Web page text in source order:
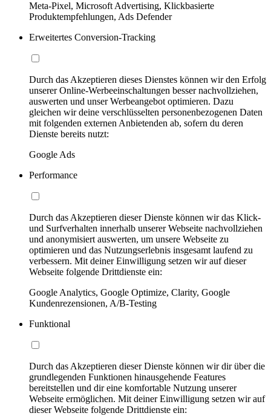
Meta-Pixel, Microsoft Advertising, Klickbasierte
Produktempfehlungen, Ads Defender
Erweitertes Conversion-Tracking
Durch das Akzeptieren dieses Dienstes können wir den Erfolg
unserer Online-Werbeeinschaltungen besser nachvollziehen,
auswerten und unser Werbeangebot optimieren. Dazu
gleichen wir deine verschlüsselten personenbezogenen Daten
mit folgenden externen Anbietenden ab, sofern du deren
Dienste bereits nutzt:
Google Ads
Performance
Durch das Akzeptieren dieser Dienste können wir das Klick-
und Surfverhalten innerhalb unserer Webseite nachvollziehen
und anonymisiert auswerten, um unsere Webseite zu
optimieren und das Nutzungserlebnis insgesamt laufend zu
verbessern. Mit deiner Einwilligung setzen wir auf dieser
Webseite folgende Drittdienste ein:
Google Analytics, Google Optimize, Clarity, Google
Kundenrezensionen, A/B-Testing
Funktional
Durch das Akzeptieren dieser Dienste können wir dir über die
grundlegenden Funktionen hinausgehende Features
bereitstellen und dir eine komfortable Nutzung unserer
Webseite ermöglichen. Mit deiner Einwilligung setzen wir auf
dieser Webseite folgende Drittdienste ein: